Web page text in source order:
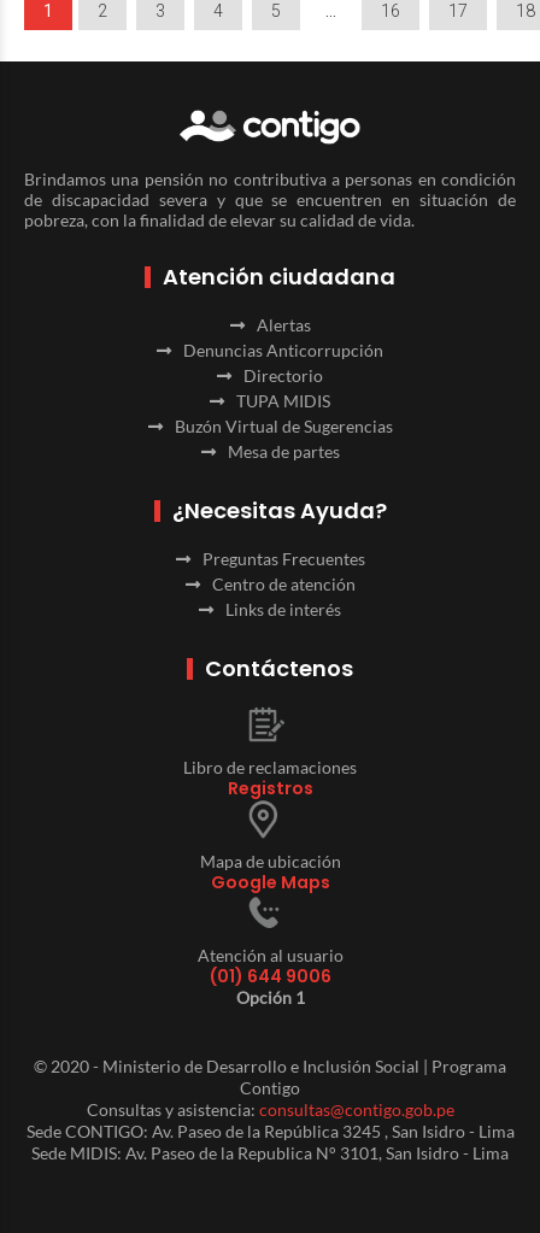
1 2 3 4 5 16 17 18
Brindamos una pensión no contributiva a personas en condición
de discapacidad severa y que se encuentren en situación de
pobreza, con la finalidad de elevar su calidad de vida.
Atención ciudadana
Alertas
Denuncias Anticorrupción
Directorio
TUPA MIDIS
Buzón Virtual de Sugerencias
Mesa de partes
¿Necesitas Ayuda?
Preguntas Frecuentes
Centro de atención
Links de interés
Contáctenos
Libro de reclamaciones
Registros
Mapa de ubicación
Google Maps
Atención al usuario
(01) 644 9006
Opción 1
© 2020 - Ministerio de Desarrollo e Inclusión Social | Programa
Contigo
Consultas y asistencia: consultas@contigo.gob.pe
Sede CONTIGO: Av. Paseo de la República 3245 , San Isidro - Lima
Sede MIDIS: Av. Paseo de la Republica N° 3101, San Isidro - Lima